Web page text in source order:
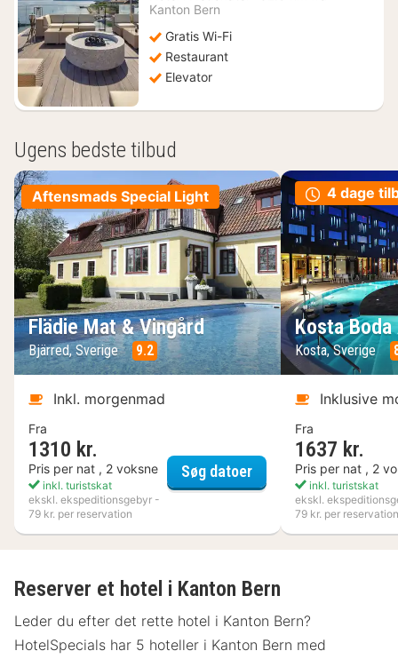
Kanton Bern
Gratis Wi-Fi
Restaurant
Elevator
Ugens bedste tilbud
Aftensmads Special Light
Flädie Mat & Vingård
Bjärred, Sverige 9.2
Inkl. morgenmad
Fra
1310 kr.
Pris per nat , 2 voksne
inkl. turistskat
ekskl. ekspeditionsgebyr -
79 kr. per reservation
Søg datoerFlädie Mat & Vingård
4 dage
Kosta
Kosta, Sverige
Inklusive
Fra
1637 kr.
Pris per nat , 2
inkl. turistskat
ekskl.
79 kr. per reservation
Reserver et hotel i Kanton Bern
Leder du efter det rette hotel i Kanton Bern?
HotelSpecials har 5 hoteller i Kanton Bern med